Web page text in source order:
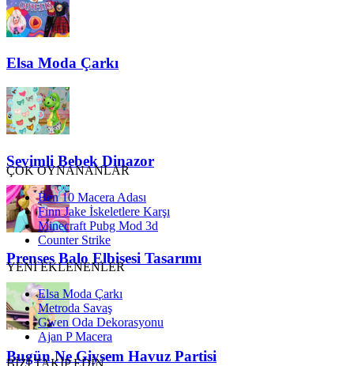
Elsa Moda Çarkı
Sevimli Bebek Dinazor
Prenses Balo Elbisesi Tasarımı
Bugün Ne Giysem Havuz Partisi
ÇOK OYNANANLAR
Ben 10 Macera Adası
Finn Jake İskeletlere Karşı
Minecraft Pubg Mod 3d
Counter Strike
YENİ EKLENENLER
Elsa Moda Çarkı
Metroda Savaş
Gwen Oda Dekorasyonu
Ajan P Macera
BİZİ TAKİP EDİN